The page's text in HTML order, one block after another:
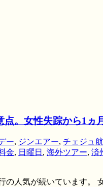
。女性失踪から1
ー, ジンエアー, チェジュ
金, 日曜日 , 海外ツアー, 済
人気が続いています。